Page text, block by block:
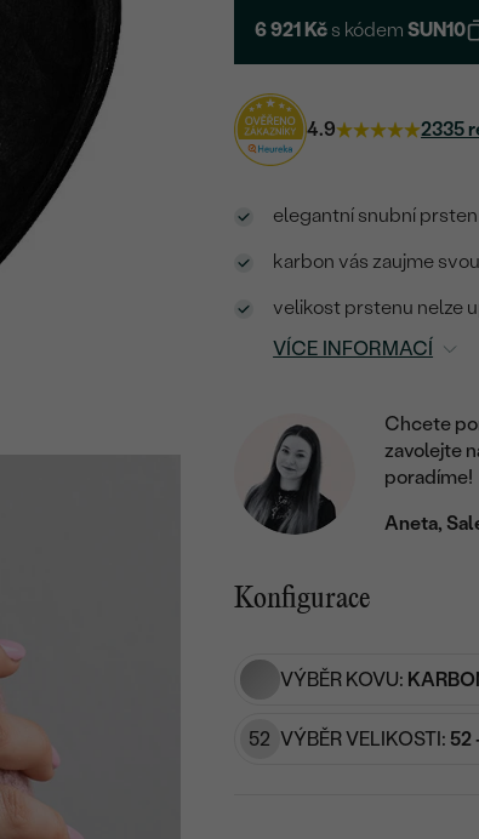
6 921 Kč s kódemSUN10
4.9 2335
elegantní snubní
karbon vás zaujme
velikost prstenu nelze
VÍCE INFORMACÍ
Chcete
zavolejte
poradíme!
Aneta,
Konfigurace
VÝBĚR KOVU:
52 VÝBĚR VELIKOSTI: 52